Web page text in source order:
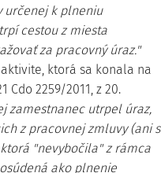
určenej k plneniu
cestou z miesta
za pracovný úraz."
ktorá sa konala na
Cdo 2259/2011, z 20.
zamestnanec utrpel úraz,
z pracovnej zmluvy (ani s
"nevybočila" z rámca
ako plnenie